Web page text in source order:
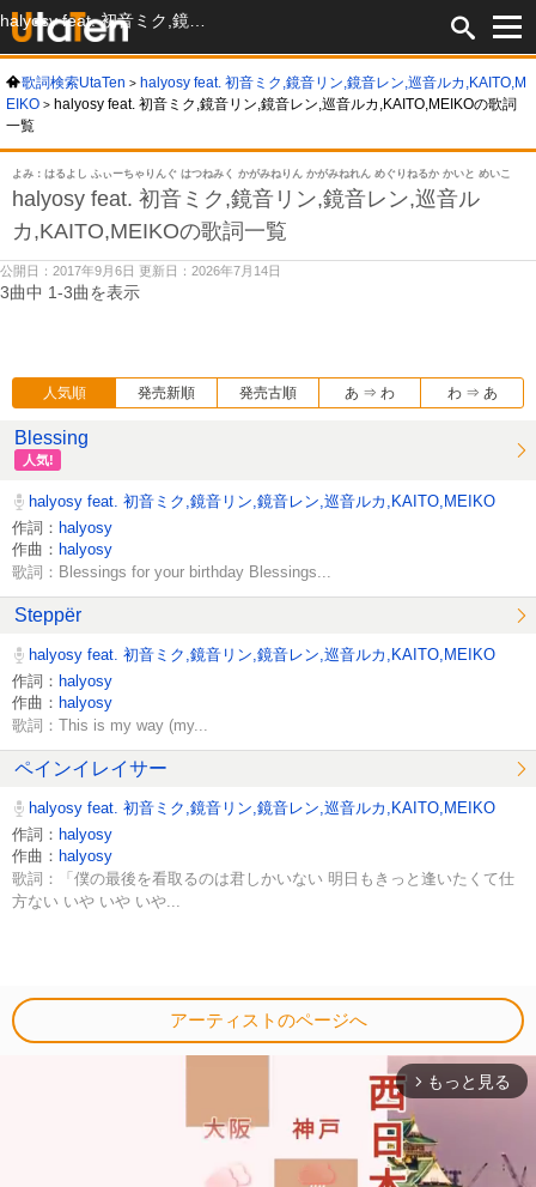
歌詞検索UtaTen
halyosy feat. 初音ミク,鏡音リン,鏡音レン,巡音ルカ,KAITO,M
EIKO
halyosy feat. 初音ミク,鏡音リン,鏡音レン,巡音ルカ,KAITO,MEIKOの歌詞
一覧
よみ：はるよし ふぃーちゃりんぐ はつねみく かがみねりん かがみねれん めぐりねるか かいと めいこ
halyosy feat. 初音ミク,鏡音リン,鏡音レン,巡音ル
カ,KAITO,MEIKOの歌詞一覧
公開日：2017年9月6日 更新日：2026年7月14日
3曲中 1-3曲を表示
人気順 発売新順 発売古順 あ ⇒ わ わ ⇒ あ
Blessing
人気!
halyosy feat. 初音ミク,鏡音リン,鏡音レン,巡音ルカ,KAITO,MEIKO
作詞： halyosy
作曲： halyosy
歌詞：Blessings for your birthday Blessings...
Steppër
halyosy feat. 初音ミク,鏡音リン,鏡音レン,巡音ルカ,KAITO,MEIKO
作詞： halyosy
作曲： halyosy
歌詞：This is my way (my...
ペインイレイサー
halyosy feat. 初音ミク,鏡音リン,鏡音レン,巡音ルカ,KAITO,MEIKO
作詞： halyosy
作曲： halyosy
歌詞：「僕の最後を看取るのは君しかいない 明日もきっと逢いたくて仕
方ない いや いや いや...
アーティストのページへ
arrow_forward_ios もっと見る